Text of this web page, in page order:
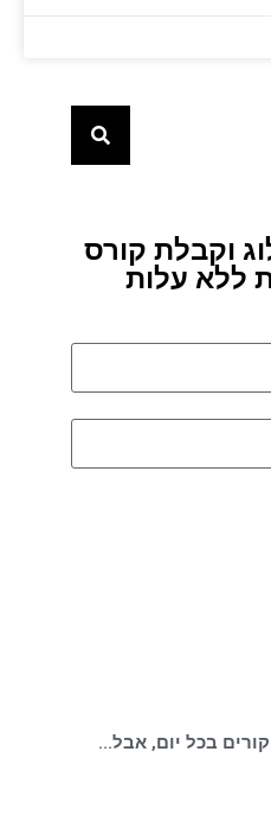
וקבלת קורס
ללא עלות
בכל יום, אבל…